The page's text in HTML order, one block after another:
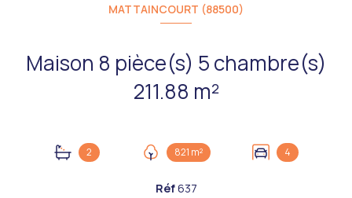
MATTAINCOURT (88500)
Maison 8 pièce(s) 5 chambre(s)
211.88 m²
2 821 m² 4
Réf637